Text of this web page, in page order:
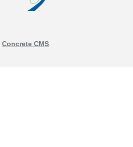
Concrete CMS